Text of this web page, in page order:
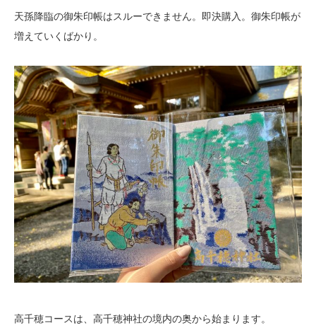
天孫降臨の御朱印帳はスルーできません。即決購入。御朱印帳が
増えていくばかり。
高千穂コースは、高千穂神社の境内の奥から始まります。